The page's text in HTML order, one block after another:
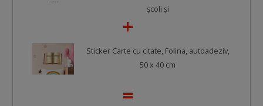
școli și
Sticker Carte cu citate, Folina, autoadeziv,
50 x 40 cm